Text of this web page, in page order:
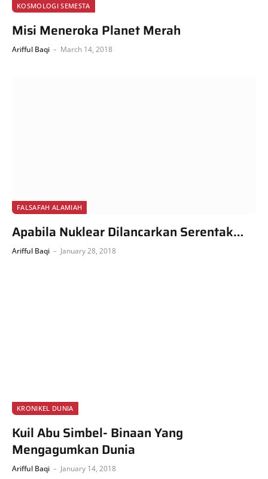
KOSMOLOGI SEMESTA
Misi Meneroka Planet Merah
Arifful Baqi March 14, 2018
FALSAFAH ALAMIAH
Apabila Nuklear Dilancarkan Serentak…
Arifful Baqi January 28, 2018
KRONIKEL DUNIA
Kuil Abu Simbel- Binaan Yang
Mengagumkan Dunia
Arifful Baqi January 14, 2018